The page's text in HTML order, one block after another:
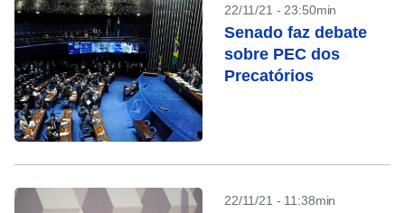
22/11/21 - 23:50min
Senado faz debate
sobre PEC dos
Precatórios
22/11/21 - 11:38min